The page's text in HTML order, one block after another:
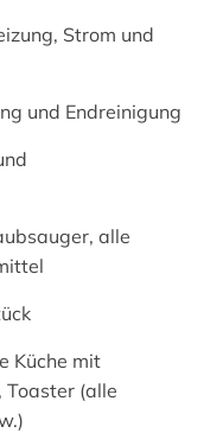
Strom und
und Endreinigung
alle
Küche mit
Toaster (alle